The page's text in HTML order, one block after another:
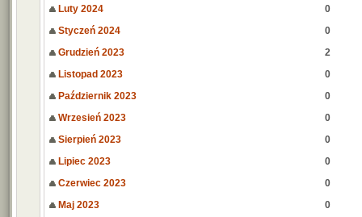
Luty 2024
0
Styczeń 2024
0
Grudzień 2023
2
Listopad 2023
0
Październik 2023
0
Wrzesień 2023
0
Sierpień 2023
0
Lipiec 2023
0
Czerwiec 2023
0
Maj 2023
0